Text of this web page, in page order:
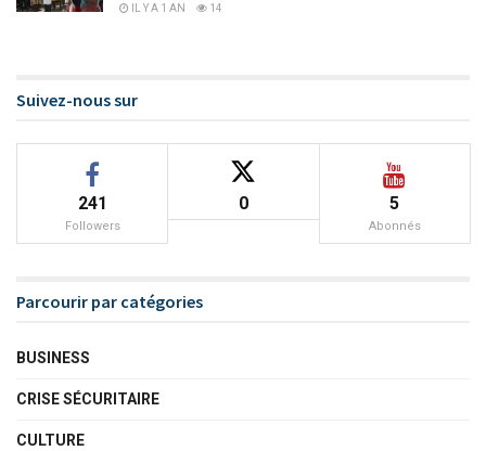
IL Y A 1 AN 14
Suivez-nous sur
241
Followers
0 5
Abonnés
Parcourir par catégories
BUSINESS
CRISE SÉCURITAIRE
CULTURE